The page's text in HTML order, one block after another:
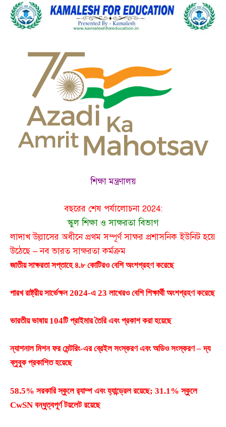
শিক্ষা মন্ত্রণালয়
বছরের শেষ পর্যালোচনা 2024:
স্কুল শিক্ষা ও সাক্ষরতা বিভাগ
লাদাখ উল্লাসের অধীনে প্রথম সম্পূর্ণ সাক্ষর প্রশাসনিক ইউনিট হয়ে
উঠেছে – নব ভারত সাক্ষরতা কর্মক্রম
জাতীয় সাক্ষরতা সপ্তাহে ৪.৮ কোটিরও বেশি অংশগ্রহণ করেছে
পারখ রাষ্ট্রীয় সার্ভেক্ষন 2024-এ 23 লাখেরও বেশি শিক্ষার্থী অংশগ্রহণ করেছে
ভারতীয় ভাষায় 104টি প্রাইমার তৈরি এবং প্রকাশ করা হয়েছে
ন্যাশনাল মিশন ফর মেন্টরিং-এর ব্রেইল সংস্করণ এবং অডিও সংস্করণ – দ্য
ব্লুবুক প্রকাশিত হয়েছে
58.5% সরকারি স্কুলে র‌্যাম্প এবং হ্যান্ড্রেল রয়েছে; 31.1% স্কুলে
CwSN বন্ধুত্বপূর্ণ টয়লেট রয়েছে